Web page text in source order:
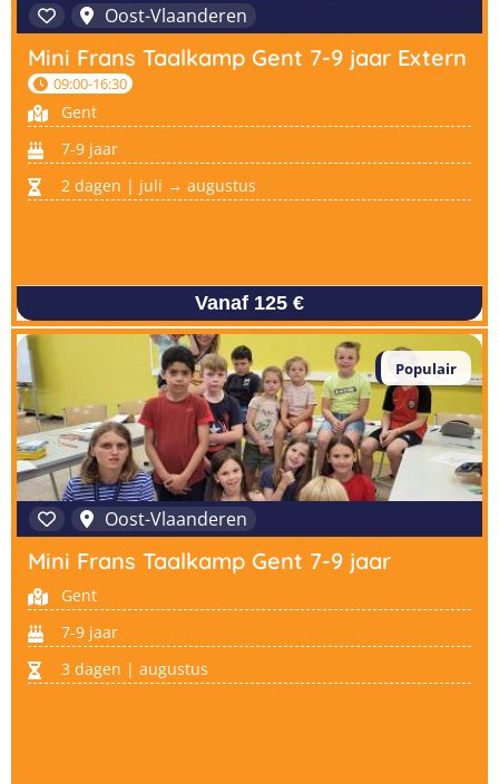
Oost-Vlaanderen
Mini Frans Taalkamp Gent 7-9 jaar Extern
09:00-16:30
Gent
7-9 jaar
2 dagen | juli → augustus
Vanaf 125 €
Populair
Oost-Vlaanderen
Mini Frans Taalkamp Gent 7-9 jaar
Gent
7-9 jaar
3 dagen | augustus